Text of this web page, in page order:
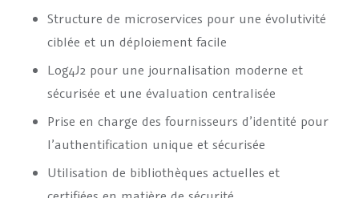
Structure de microservices pour une évolutivité
ciblée et un déploiement facile
Log4J2 pour une journalisation moderne et
sécurisée et une évaluation centralisée
Prise en charge des fournisseurs d’identité pour
l’authentification unique et sécurisée
Utilisation de bibliothèques actuelles et